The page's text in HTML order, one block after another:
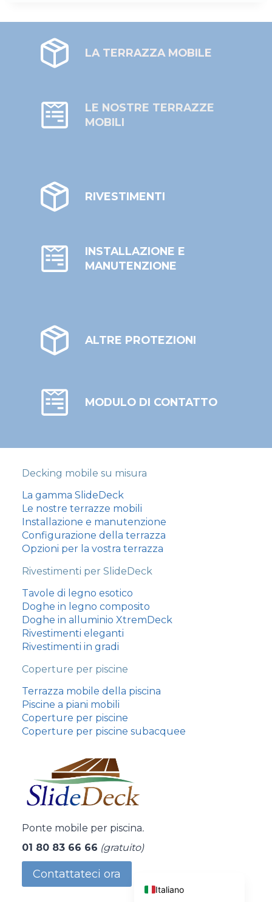
LA TERRAZZA MOBILE
LE NOSTRE TERRAZZE
MOBILI
RIVESTIMENTI
INSTALLAZIONE E
MANUTENZIONE
ALTRE PROTEZIONI
MODULO DI CONTATTO
Decking mobile su misura
La gamma SlideDeck
Le nostre terrazze mobili
Installazione e manutenzione
Configurazione della terrazza
Opzioni per la vostra terrazza
Rivestimenti per SlideDeck
Tavole di legno esotico
Doghe in legno composito
Doghe in alluminio XtremDeck
Rivestimenti eleganti
Rivestimenti in gradi
Coperture per piscine
Terrazza mobile della piscina
Piscine a piani mobili
Coperture per piscine
Coperture per piscine subacquee
Ponte mobile per piscina.
01 80 83 66 66 (gratuito)
Contattateci ora
Italiano
Português